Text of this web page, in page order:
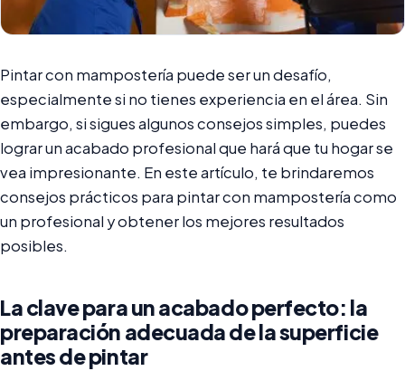
Pintar con mampostería puede ser un desafío,
especialmente si no tienes experiencia en el área. Sin
embargo, si sigues algunos consejos simples, puedes
lograr un acabado profesional que hará que tu hogar se
vea impresionante. En este artículo, te brindaremos
consejos prácticos para pintar con mampostería como
un profesional y obtener los mejores resultados
posibles.
La clave para un acabado perfecto: la
preparación adecuada de la superficie
antes de pintar